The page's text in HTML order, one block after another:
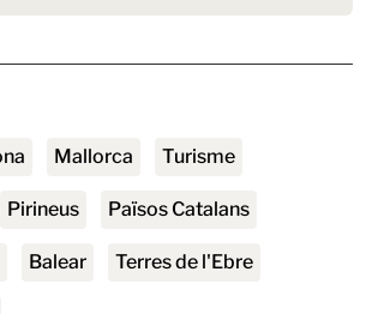
Mallorca turisme
Pirineus Països Catalans
Balear Terres de l'Ebre